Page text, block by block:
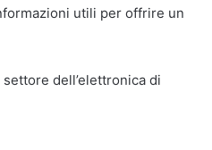
utili per offrire un
dell’elettronica di